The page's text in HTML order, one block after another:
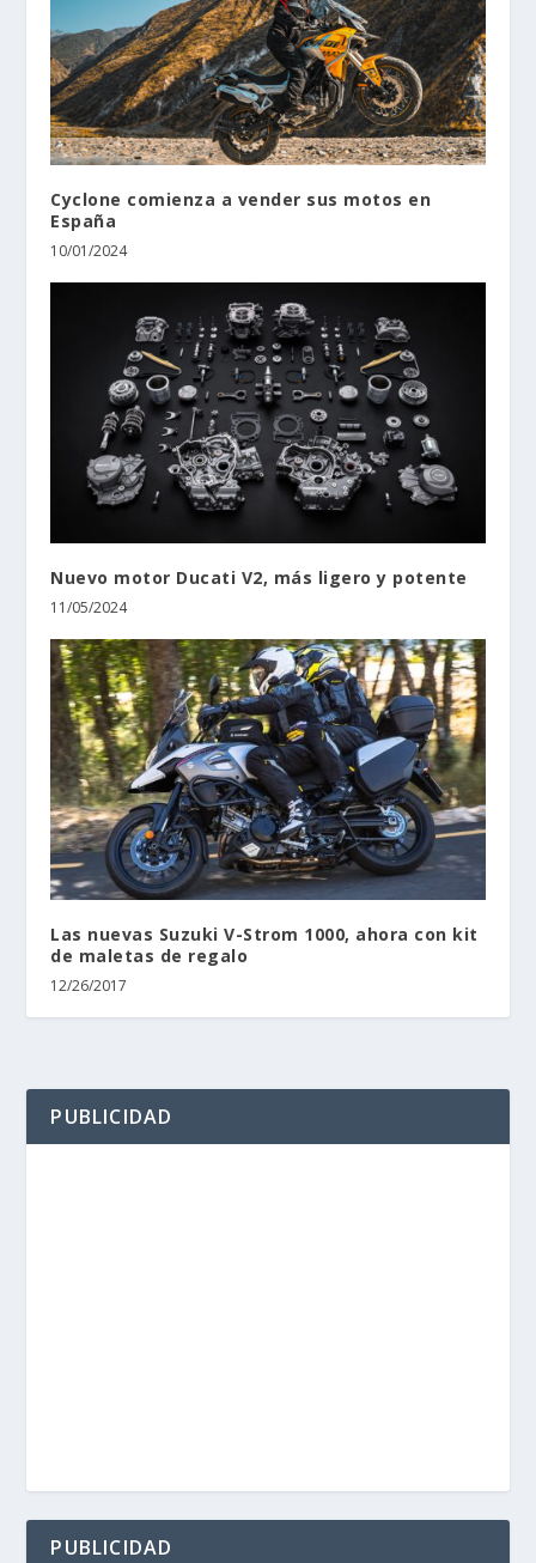
Cyclone comienza a vender sus motos en
España
10/01/2024
Nuevo motor Ducati V2, más ligero y potente
11/05/2024
Las nuevas Suzuki V-Strom 1000, ahora con kit
de maletas de regalo
12/26/2017
PUBLICIDAD
PUBLICIDAD